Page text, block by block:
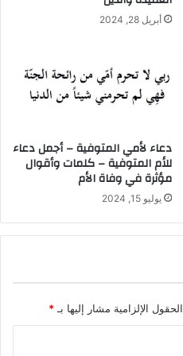
أبريل 28, 2024
دعاء لأمي المتوفية – أجمل دعاء
للأم المتوفية – كلمات وأقوال
مؤثرة في وفاة الأم
يوليو 15, 2024
الحقول الإلزامية مشار إليها بـ *